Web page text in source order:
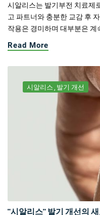
시알리스는 발기부전 치료제
고 파트너와 충분한 교감 후
작용은 경미하며 대부분은
Read More
시알리스 발기 개선
"시알리스" 발기 개선의